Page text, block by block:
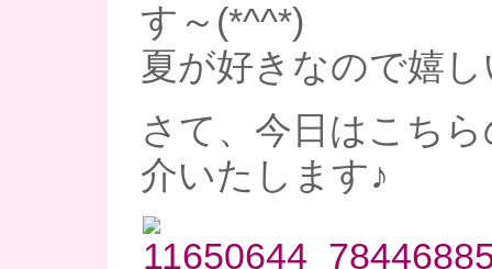
す～(*^^*)
夏が好きなので嬉
さて、今日はこち
介いたします♪